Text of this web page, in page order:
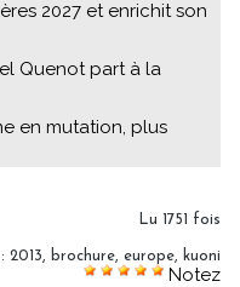
2027 et enrichit son
Quenot part à la
en mutation, plus
Lu 1751 fois
: 2013, brochure, europe, kuoni
Notez